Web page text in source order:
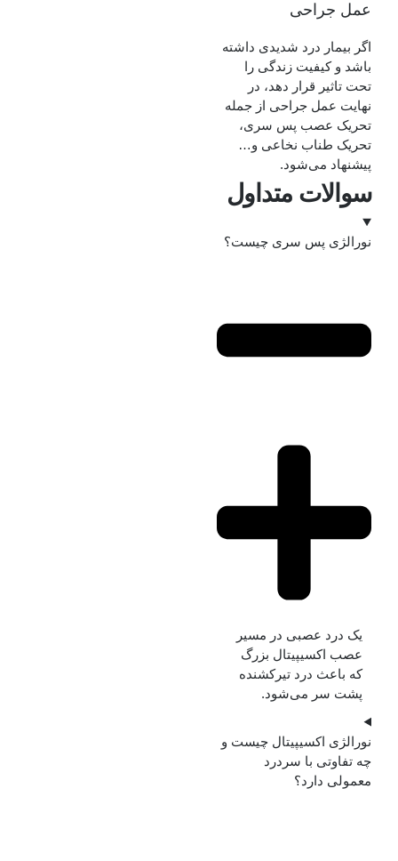
عمل جراحی
اگر بیمار درد شدیدی داشته
باشد و کیفیت زندگی را
تحت تاثیر قرار دهد، در
نهایت عمل جراحی از جمله
تحریک عصب پس سری،
تحریک طناب نخاعی و…
پیشنهاد می‌شود.
سوالات متداول
نورالژی پس سری چیست؟
یک درد عصبی در مسیر
عصب اکسیپیتال بزرگ
که باعث درد تیرکشنده
پشت سر می‌شود.
نورالژی اکسیپیتال چیست و
چه تفاوتی با سردرد
معمولی دارد؟